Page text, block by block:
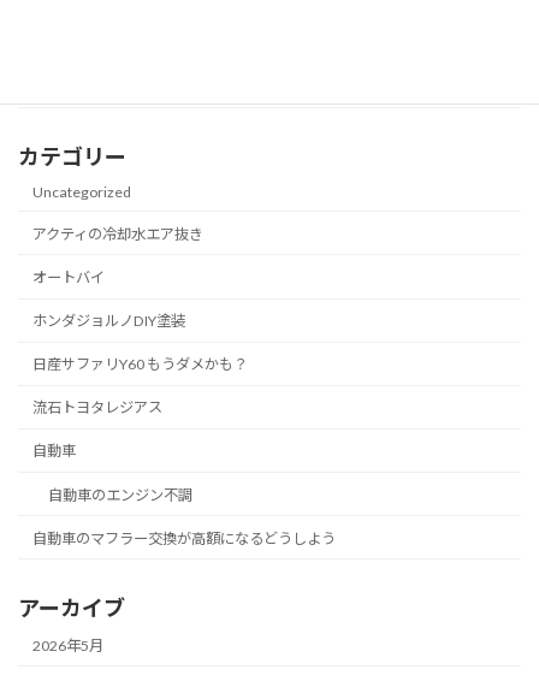
カテゴリー
Uncategorized
アクティの冷却水エア抜き
オートバイ
ホンダジョルノDIY塗装
日産サファリY60 もうダメかも？
流石トヨタレジアス
自動車
自動車のエンジン不調
自動車のマフラー交換が高額になるどうしよう
アーカイブ
2026年5月